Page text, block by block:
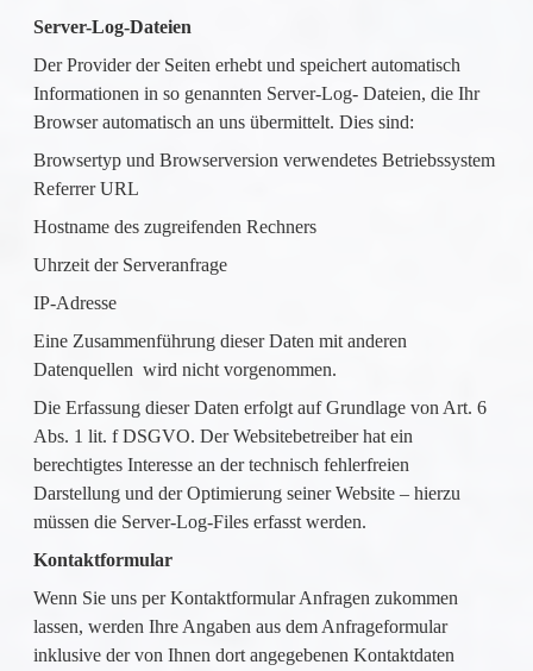
Server-Log-Dateien
Der Provider der Seiten erhebt und speichert automatisch
Informationen in so genannten Server-Log- Dateien, die Ihr
Browser automatisch an uns übermittelt. Dies sind:
Browsertyp und Browserversion verwendetes Betriebssystem
Referrer URL
Hostname des zugreifenden Rechners
Uhrzeit der Serveranfrage
IP-Adresse
Eine Zusammenführung dieser Daten mit anderen
Datenquellen wird nicht vorgenommen.
Die Erfassung dieser Daten erfolgt auf Grundlage von Art. 6
Abs. 1 lit. f DSGVO. Der Websitebetreiber hat ein
berechtigtes Interesse an der technisch fehlerfreien
Darstellung und der Optimierung seiner Website – hierzu
müssen die Server-Log-Files erfasst werden.
Kontaktformular
Wenn Sie uns per Kontaktformular Anfragen zukommen
lassen, werden Ihre Angaben aus dem Anfrageformular
inklusive der von Ihnen dort angegebenen Kontaktdaten